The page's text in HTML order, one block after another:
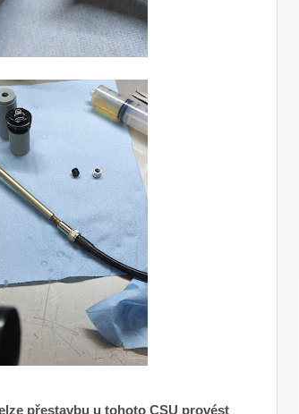
přestavbu u tohoto CSU provést